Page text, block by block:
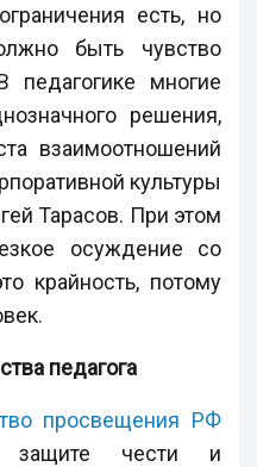
есть, но
быть чувство
педагогике многие
решения,
взаимоотношений
культуры
Тарасов. При этом
осуждение со
крайность, потому
педагога
просвещения РФ
защите чести и